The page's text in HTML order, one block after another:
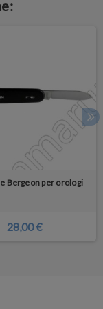
Bergeon per orologi
28,00 €